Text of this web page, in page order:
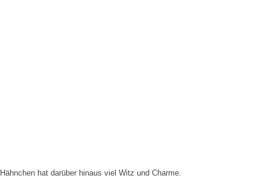
Hähnchen hat darüber hinaus viel Witz und Charme.